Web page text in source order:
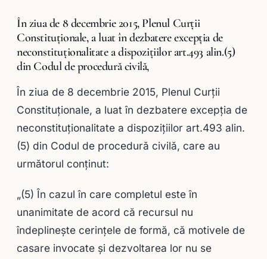
În ziua de 8 decembrie 2015, Plenul Curții
Constituționale, a luat în dezbatere excepţia de
neconstituționalitate a dispozițiilor art.493 alin.(5)
din Codul de procedură civilă,
În ziua de 8 decembrie 2015, Plenul Curții
Constituționale, a luat în dezbatere excepţia de
neconstituționalitate a dispozițiilor art.493 alin.
(5) din Codul de procedură civilă, care au
următorul conţinut:
„(5) În cazul în care completul este în
unanimitate de acord că recursul nu
îndeplineşte cerinţele de formă, că motivele de
casare invocate şi dezvoltarea lor nu se